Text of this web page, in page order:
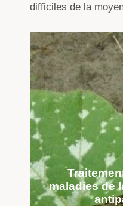
difficiles de la
maladies de